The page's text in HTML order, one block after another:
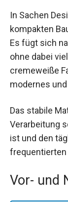
In Sachen
kompakten
Es fügt sich
ohne dabei
cremeweiße
modernes
Das stabile
Verarbeitung
ist und den
frequentierten
Vor- und